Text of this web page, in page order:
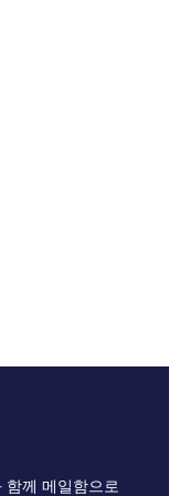
께 메일함으로